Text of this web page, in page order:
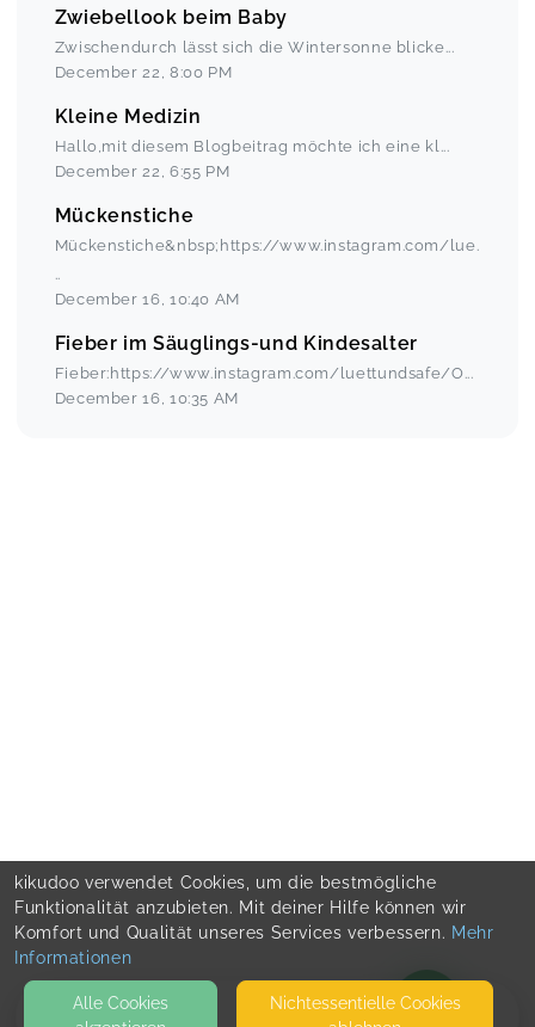
Zwiebellook beim Baby
Zwischendurch lässt sich die Wintersonne blicke...
December 22 8:00 PM
Kleine Medizin
Hallo,mit diesem Blogbeitrag möchte ich eine kl ...
December 22 6:55 PM
Mückenstiche
Mückenstiche&nbsp;https://www.instagram.com/lue.
..
December 16 10:40 AM
Fieber im Säuglings-und Kindesalter
Fieber:https://www.instagram.com/luettundsafe/O...
December 16 10:35 AM
kikudoo verwendet Cookies, um die bestmögliche
Funktionalität anzubieten. Mit deiner Hilfe können wir
Komfort und Qualität unseres Services verbessern. Mehr
Informationen
Alle Cookies
Nicht­essentielle Cookies